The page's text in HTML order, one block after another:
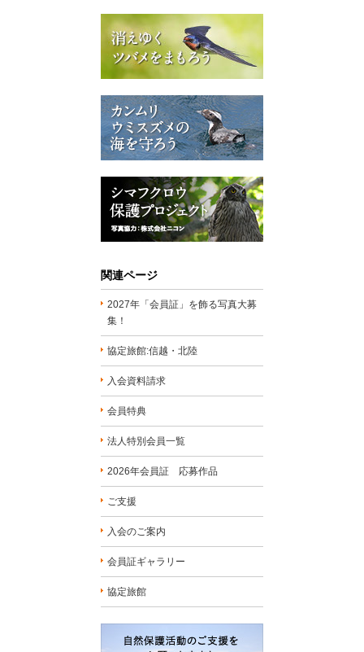
関連ページ
2027年「会員証」を飾る写真大募
集！
協定旅館:信越・北陸
入会資料請求
会員特典
法人特別会員一覧
2026年会員証 応募作品
ご支援
入会のご案内
会員証ギャラリー
協定旅館